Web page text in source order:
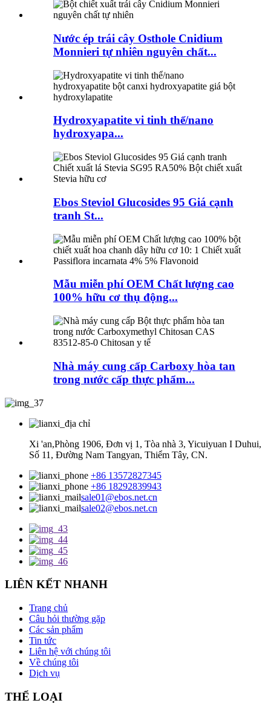
Nước ép trái cây Osthole Cnidium
Monnieri tự nhiên nguyên chất...
Hydroxyapatite vi tinh thể/nano
hydroxyapa...
Ebos Steviol Glucosides 95 Giá cạnh
tranh St...
Mẫu miễn phí OEM Chất lượng cao
100% hữu cơ thụ động...
Nhà máy cung cấp Carboxy hòa tan
trong nước cấp thực phẩm...
Xi 'an,Phòng 1906, Đơn vị 1, Tòa nhà 3, Yicuiyuan I Duhui,
Số 11, Đường Nam Tangyan, Thiểm Tây, CN.
+86 13572827345
+86 18292839943
sale01@ebos.net.cn
sale02@ebos.net.cn
LIÊN KẾT NHANH
Trang chủ
Câu hỏi thường gặp
Các sản phẩm
Tin tức
Liên hệ với chúng tôi
Về chúng tôi
Dịch vụ
THỂ LOẠI